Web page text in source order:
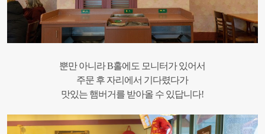
뿐만 아니라 B홀에도 모니터가 있어서
주문 후 자리에서 기다렸다가
맛있는 햄버거를 받아올 수 있답니다!